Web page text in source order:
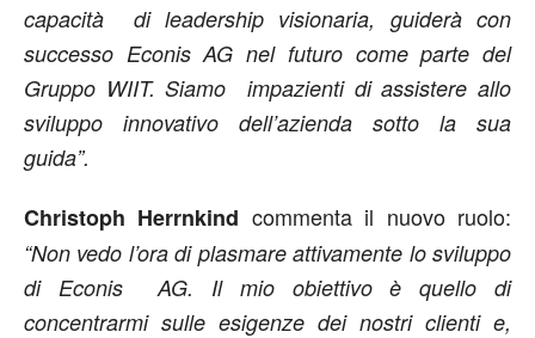
capacità di leadership visionaria, guiderà con
successo Econis AG nel futuro come parte del
Gruppo WIIT. Siamo impazienti di assistere allo
sviluppo innovativo dell’azienda sotto la sua
guida”.
Christoph Herrnkind commenta il nuovo ruolo:
“Non vedo l’ora di plasmare attivamente lo sviluppo
di Econis AG. Il mio obiettivo è quello di
concentrarmi sulle esigenze dei nostri clienti e,